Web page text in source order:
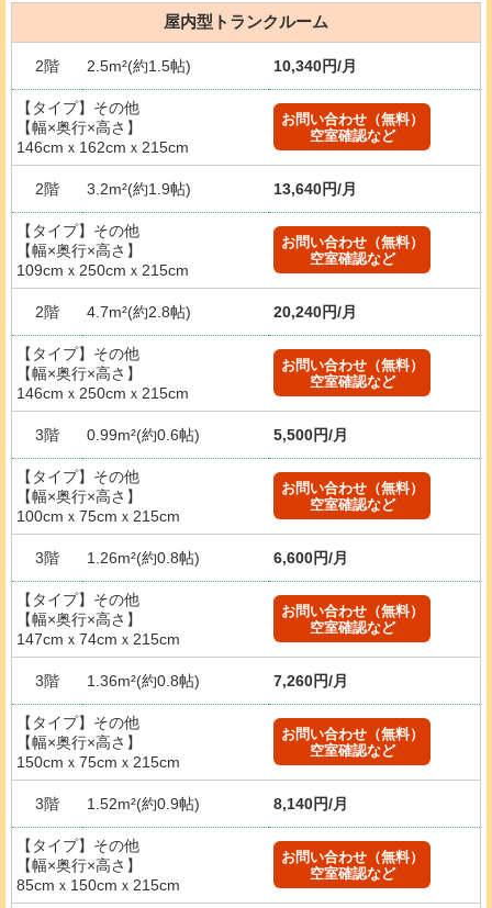
屋内型トランクルーム
2階 2.5m²(約1.5帖) 10,340円/月
【タイプ】その他
【幅×奥行×高さ】
146cmｘ162cmｘ215cm
お問い合わせ（無料）
空室確認など
2階 3.2m²(約1.9帖) 13,640円/月
【タイプ】その他
【幅×奥行×高さ】
109cmｘ250cmｘ215cm
お問い合わせ（無料）
空室確認など
2階 4.7m²(約2.8帖) 20,240円/月
【タイプ】その他
【幅×奥行×高さ】
146cmｘ250cmｘ215cm
お問い合わせ（無料）
空室確認など
3階 0.99m²(約0.6帖) 5,500円/月
【タイプ】その他
【幅×奥行×高さ】
100cmｘ75cmｘ215cm
お問い合わせ（無料）
空室確認など
3階 1.26m²(約0.8帖) 6,600円/月
【タイプ】その他
【幅×奥行×高さ】
147cmｘ74cmｘ215cm
お問い合わせ（無料）
空室確認など
3階 1.36m²(約0.8帖) 7,260円/月
【タイプ】その他
【幅×奥行×高さ】
150cmｘ75cmｘ215cm
お問い合わせ（無料）
空室確認など
3階 1.52m²(約0.9帖) 8,140円/月
【タイプ】その他
【幅×奥行×高さ】
85cmｘ150cmｘ215cm
お問い合わせ（無料）
空室確認など